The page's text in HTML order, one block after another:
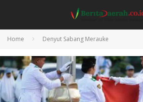
Home Denyut Sabang Merauke